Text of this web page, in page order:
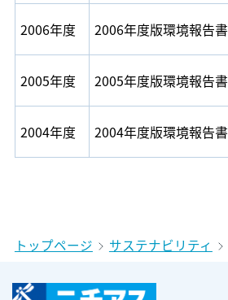
2006年度 2006年度版環境報告書
2005年度 2005年度版環境報告書
2004年度 2004年度版環境報告書
トップページ サステナビリティ